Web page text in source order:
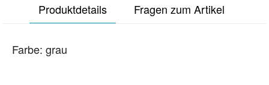
Produktdetails Fragen zum Artikel
Farbe: grau